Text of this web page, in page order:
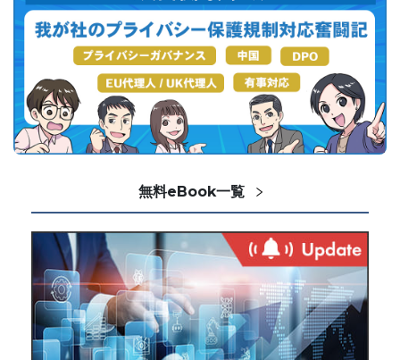
無料eBook一覧